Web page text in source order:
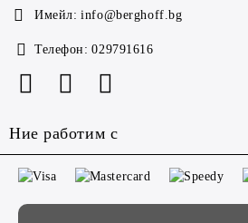
Имейл: info@berghoff.bg
Телефон: 029791616
Ние работим с